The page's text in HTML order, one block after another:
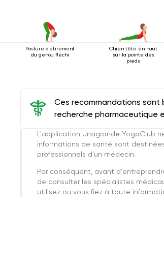
Posture d'étirement
du genou fléchi
Chien tête en haut
sur la pointe des
pieds
Ces recommandations sont
recherche pharmaceutique
L'application Unagrande YogaClub
informations de santé sont
professionnels d'un médecin.
Par conséquent, avant
de consulter les spécialistes
utilisez ou vous fiez à toute